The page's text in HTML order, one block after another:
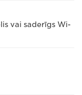
vai saderīgs Wi-